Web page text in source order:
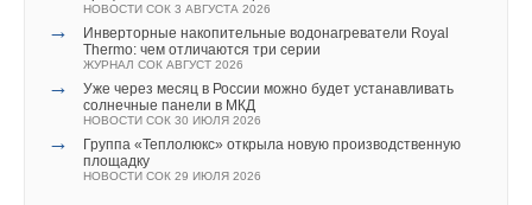
НОВОСТИ СОК 3 АВГУСТА 2026
→
Инверторные накопительные водонагреватели Royal
Thermo: чем отличаются три серии
ЖУРНАЛ СОК АВГУСТ 2026
→
Уже через месяц в России можно будет устанавливать
солнечные панели в МКД
НОВОСТИ СОК 30 ИЮЛЯ 2026
→
Группа «Теплолюкс» открыла новую производственную
площадку
НОВОСТИ СОК 29 ИЮЛЯ 2026
Комментарии
Уведомления отключены
Комментарии